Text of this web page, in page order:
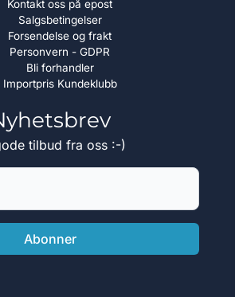
Kontakt oss på epost
Salgsbetingelser
Forsendelse og frakt
Personvern - GDPR
Bli forhandler
Importpris Kundeklubb
tilbud fra oss :-)
Abonner